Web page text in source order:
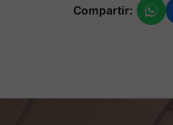
Compartir: